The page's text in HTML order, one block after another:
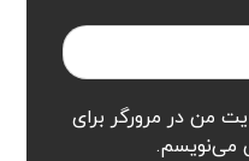
من در مرورگر برای
می‌نویسم.